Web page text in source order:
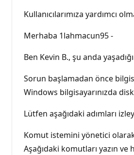
Kullanıcılarımıza yardımcı
Merhaba 1lahmacun95 -
Ben Kevin B., şu anda
Sorun başlamadan önce
Windows bilgisayarınızda
Lütfen aşağıdaki adımları
Komut istemini yönetici
Aşağıdaki komutları yazın